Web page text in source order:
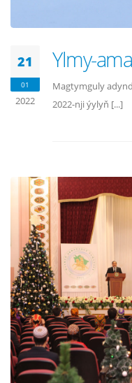
21
01
2022
Ylmy-
Magtymguly
2022-nji ýylyň [...]